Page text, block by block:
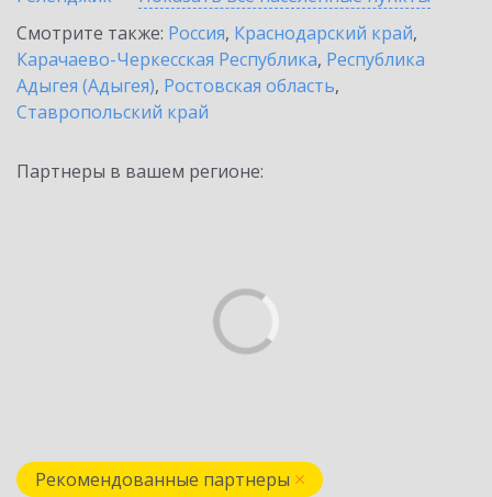
Смотрите также: Россия, Краснодарский край,
Карачаево-Черкесская Республика, Республика
Адыгея (Адыгея), Ростовская область,
Ставропольский край
Партнеры в вашем регионе:
Рекомендованные партнеры